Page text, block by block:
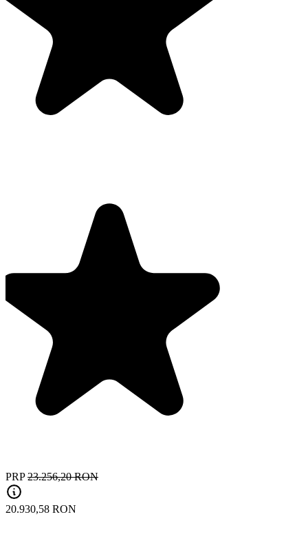
PRP 23.256,20 RON
20.930,58 RON